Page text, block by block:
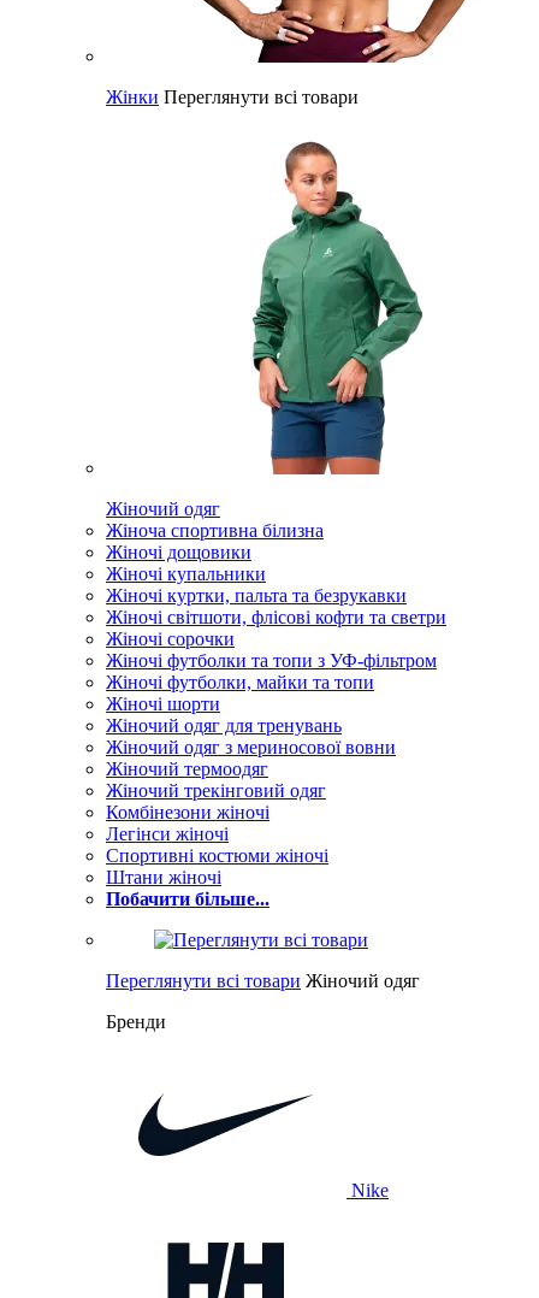
Жінки Переглянути всі товари
Жіночий одяг
Жіноча спортивна білизна
Жіночі дощовики
Жіночі купальники
Жіночі куртки, пальта та безрукавки
Жіночі світшоти, флісові кофти та светри
Жіночі сорочки
Жіночі футболки та топи з УФ-фільтром
Жіночі футболки, майки та топи
Жіночі шорти
Жіночий одяг для тренувань
Жіночий одяг з мериносової вовни
Жіночий термоодяг
Жіночий трекінговий одяг
Комбінезони жіночі
Легінси жіночі
Спортивні костюми жіночі
Штани жіночі
Побачити більше...
Переглянути всі товари Жіночий одяг
Бренди
Nike